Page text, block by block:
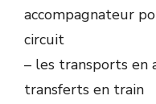
accompagnateur
circuit
– les transports en
transferts en train